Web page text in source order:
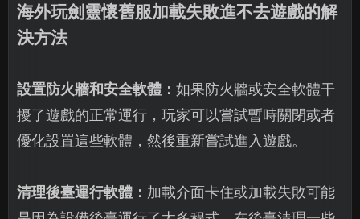
海外玩劍靈懷舊服加載失敗進不去遊戲的解
決方法
設置防火牆和安全軟體： 如果防火牆或安全軟體干
擾了遊戲的正常運行，玩家可以嘗試暫時關閉或者
優化設置這些軟體，然後重新嘗試進入遊戲。
清理後臺運行軟體： 加載介面卡住或加載失敗可能